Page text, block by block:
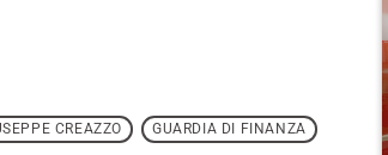
CREAZZO GUARDIA DI FINANZA